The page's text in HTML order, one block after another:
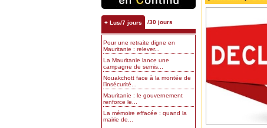
+ Lus/7 jours /30 jours
Pour une retraite digne en
Mauritanie : relever...
La Mauritanie lance une
campagne de semis...
Nouakchott face à la montée de
l’insécurité...
Mauritanie : le gouvernement
renforce le...
La mémoire effacée : quand la
mairie de...